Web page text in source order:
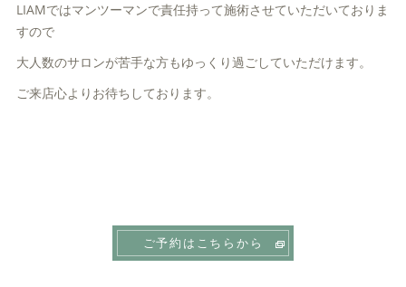
LIAMではマンツーマンで責任持って施術させていただいておりま
すので
大人数のサロンが苦手な方もゆっくり過ごしていただけます。
ご来店心よりお待ちしております。
ご予約はこちらから